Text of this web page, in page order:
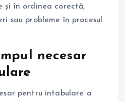
și în ordinea corectă,
sau probleme în procesul
necesar
pentru intabulare a